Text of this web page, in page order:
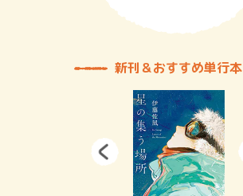
新刊＆おすすめ単行本